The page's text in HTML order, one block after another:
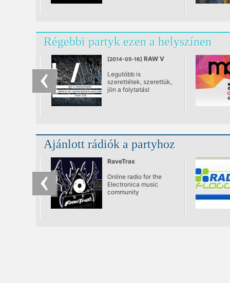
Régebbi partyk ezen a helyszínen
[2014-05-16] RAW V
Legutóbb is
szerettétek, szerettük,
jön a folytatás!
Ajánlott rádiók a partyhoz
RaveTrax
Online radio for the
Electronica music
community